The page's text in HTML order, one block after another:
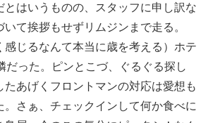
とはいうものの、スタッフに申し訳な
て挨拶もせずリムジンまで走る。
感じるなんて本当に歳を考える）ホテ
だった。ピンとこづ、ぐるぐる探し
たあげくフロントマンの対応は愛想も
。さぁ、チェックインして何か食べに